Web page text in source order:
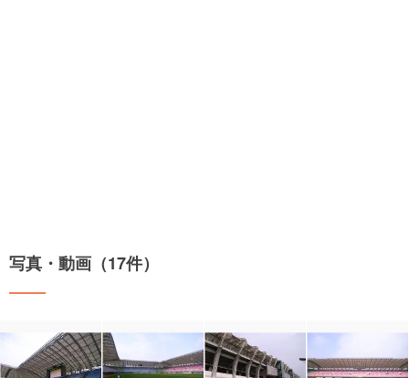
写真・動画（17件）